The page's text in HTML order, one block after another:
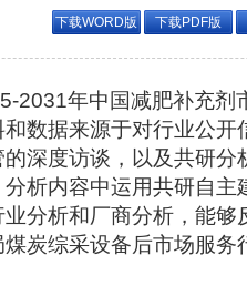
下载WORD版 下载PDF版
2031年中国减肥补充剂
数据来源于对行业公开
深度访谈，以及共研分
析内容中运用共研自主
分析和厂商分析，能够
炭综采设备后市场服务